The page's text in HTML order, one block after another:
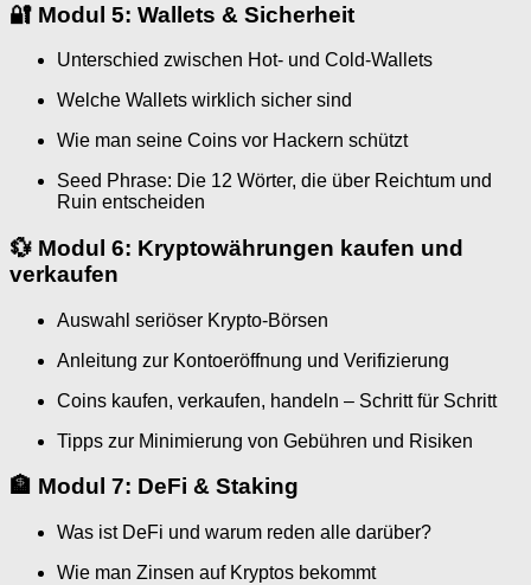
🔐 Modul 5: Wallets & Sicherheit
Unterschied zwischen Hot- und Cold-Wallets
Welche Wallets wirklich sicher sind
Wie man seine Coins vor Hackern schützt
Seed Phrase: Die 12 Wörter, die über Reichtum und
Ruin entscheiden
💱 Modul 6: Kryptowährungen kaufen und
verkaufen
Auswahl seriöser Krypto-Börsen
Anleitung zur Kontoeröffnung und Verifizierung
Coins kaufen, verkaufen, handeln – Schritt für Schritt
Tipps zur Minimierung von Gebühren und Risiken
🏦 Modul 7: DeFi & Staking
Was ist DeFi und warum reden alle darüber?
Wie man Zinsen auf Kryptos bekommt